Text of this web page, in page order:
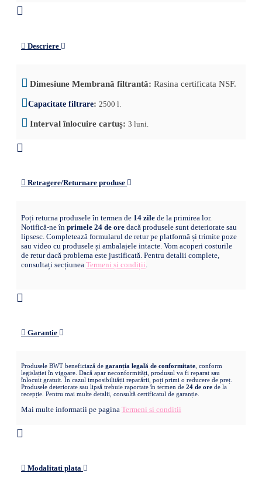
Descriere
Dimesiune Membrană filtrantă: Rasina certificata NSF.
Capacitate filtrare: 2500 l.
Interval înlocuire cartuș: 3 luni.
Retragere/Returnare produse
Poți returna produsele în termen de 14 zile de la primirea lor.
Notifică-ne în primele 24 de ore dacă produsele sunt deteriorate sau
lipsesc. Completează formularul de retur pe platformă și trimite poze
sau video cu produsele și ambalajele intacte. Vom acoperi costurile
de retur dacă problema este justificată. Pentru detalii complete,
consultați secțiunea Termeni și condiții
Garantie
Produsele BWT beneficiază de garanția legală de conformitate , conform
legislației în vigoare. Dacă apar neconformități, produsul va fi reparat sau
înlocuit gratuit. În cazul imposibilității reparării, poți primi o reducere de preț.
Produsele deteriorate sau lipsă trebuie raportate în termen de 24 de ore de la
recepție. Pentru mai multe detalii, consultă certificatul de garanție.
Mai multe informatii pe pagina Termeni si conditii
Modalitati plata